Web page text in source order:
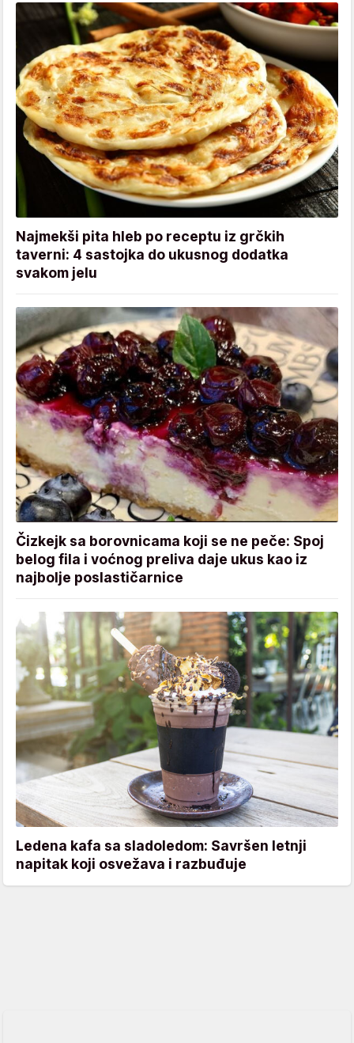
Najmekši pita hleb po receptu iz grčkih
taverni: 4 sastojka do ukusnog dodatka
svakom jelu
Čizkejk sa borovnicama koji se ne peče: Spoj
belog fila i voćnog preliva daje ukus kao iz
najbolje poslastičarnice
Ledena kafa sa sladoledom: Savršen letnji
napitak koji osvežava i razbuđuje